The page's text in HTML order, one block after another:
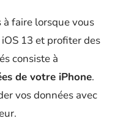
à faire lorsque vous
13 et profiter des
consiste à
de votre iPhone.
vos données avec